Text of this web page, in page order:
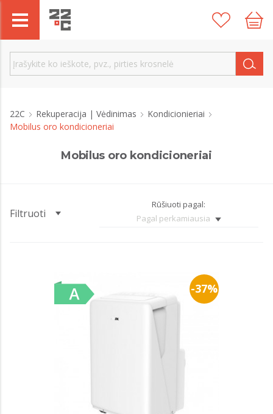
22C Rekuperacija | Vėdinimas
Kondicionieriai
Mobilus oro kondicioneriai
Mobilus oro kondicioneriai
Filtruoti
Rūšiuoti pagal:
Pagal perkamiausia
-37%